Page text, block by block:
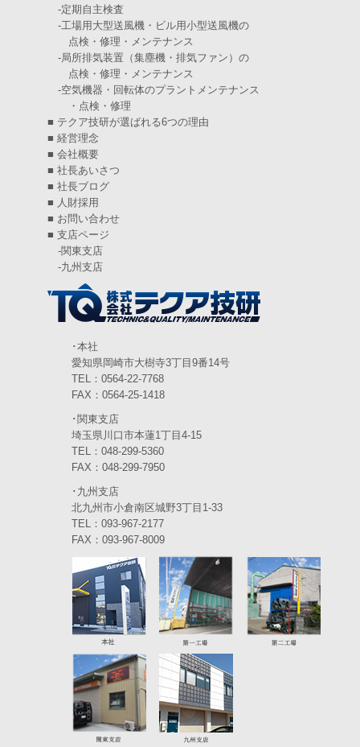
2024年12月(4)
2024年11月(6)
2024年10月(5)
2024年9月(4)
2024年8月(5)
2024年7月(6)
2024年6月 (4)
2024年5月(5)
2024年4月(5)
(6)
2024年2月(4)
(6)
2023年12月(3)
2023年10月(3)
2023年9月(4)
(3)
2023年7月(5)
(5)
(5)
(2)
(6)
2022年12月(5)
-定期自主検査
-工場用大型送風機・ビル用小型送風機の
点検・修理・メンテナンス
-局所排気装置（集塵機・排気ファン）の
点検・修理・メンテナンス
-空気機器・回転体のプラントメンテナンス
・点検・修理
■ テクア技研が選ばれる6つの理由
■ 経営理念
■ 会社概要
■ 社長あいさつ
■ 社長ブログ
■ 人財採用
■ お問い合わせ
■ 支店ページ
-関東支店
-九州支店
･本社
愛知県岡崎市大樹寺3丁目9番14号
TEL：0564-22-7768
FAX：0564-25-1418
･関東支店
埼玉県川口市本蓮1丁目4-15
TEL：048-299-5360
FAX：048-299-7950
･九州支店
北九州市小倉南区城野3丁目1-33
TEL：093-967-2177
FAX：093-967-8009